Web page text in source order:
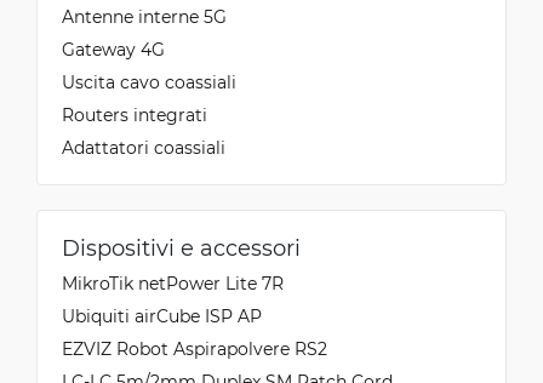
Antenne interne 5G
Gateway 4G
Uscita cavo coassiali
Routers integrati
Adattatori coassiali
Dispositivi e accessori
MikroTik netPower Lite 7R
Ubiquiti airCube ISP AP
EZVIZ Robot Aspirapolvere RS2